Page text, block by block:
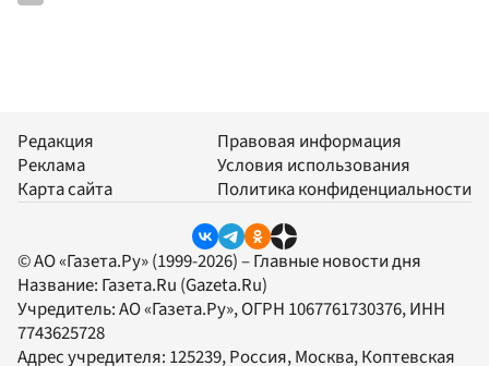
Редакция
Реклама
Карта сайта
Правовая информация
Условия использования
Политика конфиденциальности
© АО «Газета.Ру» (1999-2026) – Главные новости дня
Название: Газета.Ru (Gazeta.Ru)
Учредитель:АО «Газета.Ру», ОГРН 1067761730376, ИНН
7743625728
Адрес учредителя: 125239, Россия, Москва, Коптевская